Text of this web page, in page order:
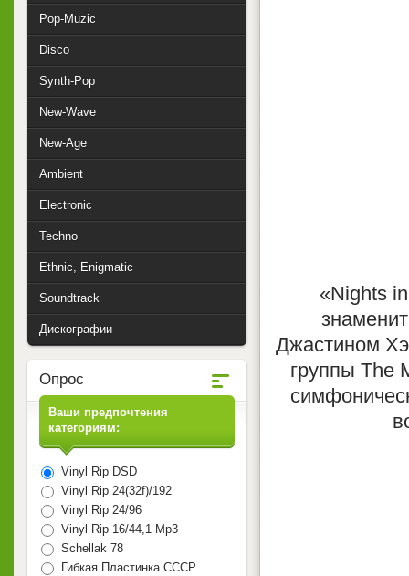
«Nights
Джастином
группы The
Pop-Muzic
Disco
Synth-Pop
New-Wave
New-Age
Ambient
Electronic
Techno
Ethnic, Enigmatic
Soundtrack
Дискографии
Опрос
Ваши предпочтения
категориям:
Vinyl Rip DSD
Vinyl Rip 24(32f)/192
Vinyl Rip 24/96
Vinyl Rip 16/44,1 Mp3
Schellak 78
Гибкая Пластинка СССР